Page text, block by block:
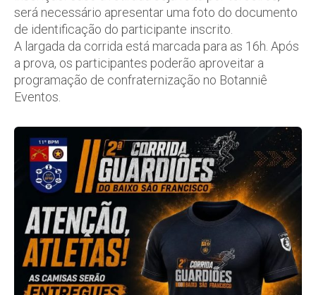
será necessário apresentar uma foto do documento
de identificação do participante inscrito.
A largada da corrida está marcada para as 16h. Após
a prova, os participantes poderão aproveitar a
programação de confraternização no Botanniê
Eventos.